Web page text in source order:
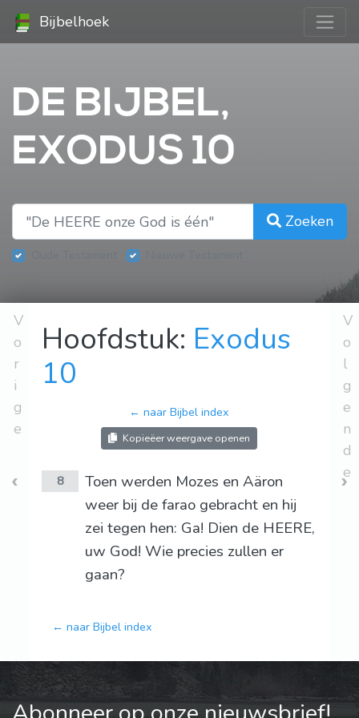
Bijbelhoek
DE BIJBEL,
EXODUS 10
Zoeken
V
o
r
i
g
e
Hoofdstuk: Exodus
10
← naar Bijbel index
Kopieëer weergave openen
8
Toen werden Mozes en Aäron
weer bij de farao gebracht en hij
zei tegen hen: Ga! Dien de HEERE,
uw God! Wie precies zullen er
gaan?
← naar Bijbel index
V
o
l
g
e
n
d
e